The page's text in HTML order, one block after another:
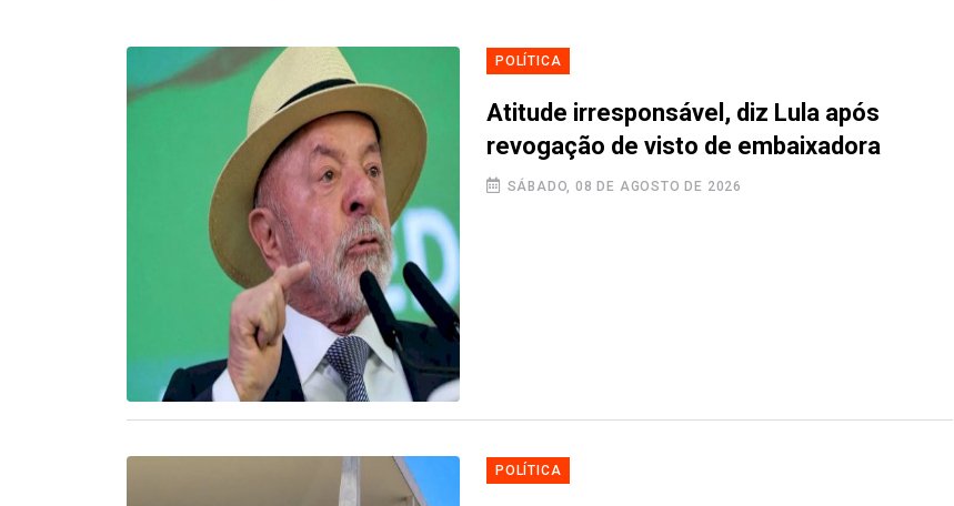
POLÍTICA
Atitude irresponsável, diz Lula após
revogação de visto de embaixadora
SÁBADO, 08 DE AGOSTO DE 2026
POLÍTICA